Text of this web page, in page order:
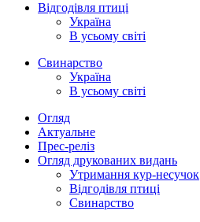
Відгодівля птиці
Україна
В усьому світі
Свинарство
Україна
В усьому світі
Огляд
Актуальне
Прес-реліз
Огляд друкованих видань
Утримання кур-несучок
Відгодівля птиці
Свинарство